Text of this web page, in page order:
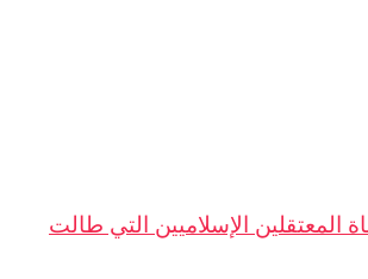
المعتقلين الإسلاميين التي طالت